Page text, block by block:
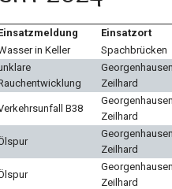
Einsatzort
in Keller Spachbrücken
Zeilhard
B38
Zeilhard
Zeilhard
Zeilhard